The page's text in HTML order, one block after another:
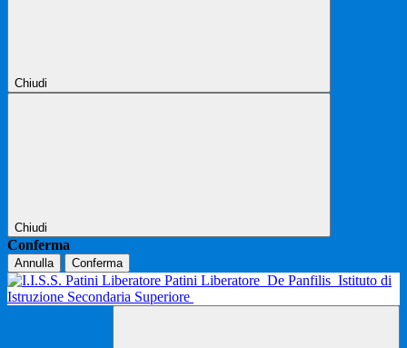
Chiudi
Chiudi
Conferma
Annulla Conferma
Patini Liberatore De Panfilis Istituto di
Istruzione Secondaria Superiore